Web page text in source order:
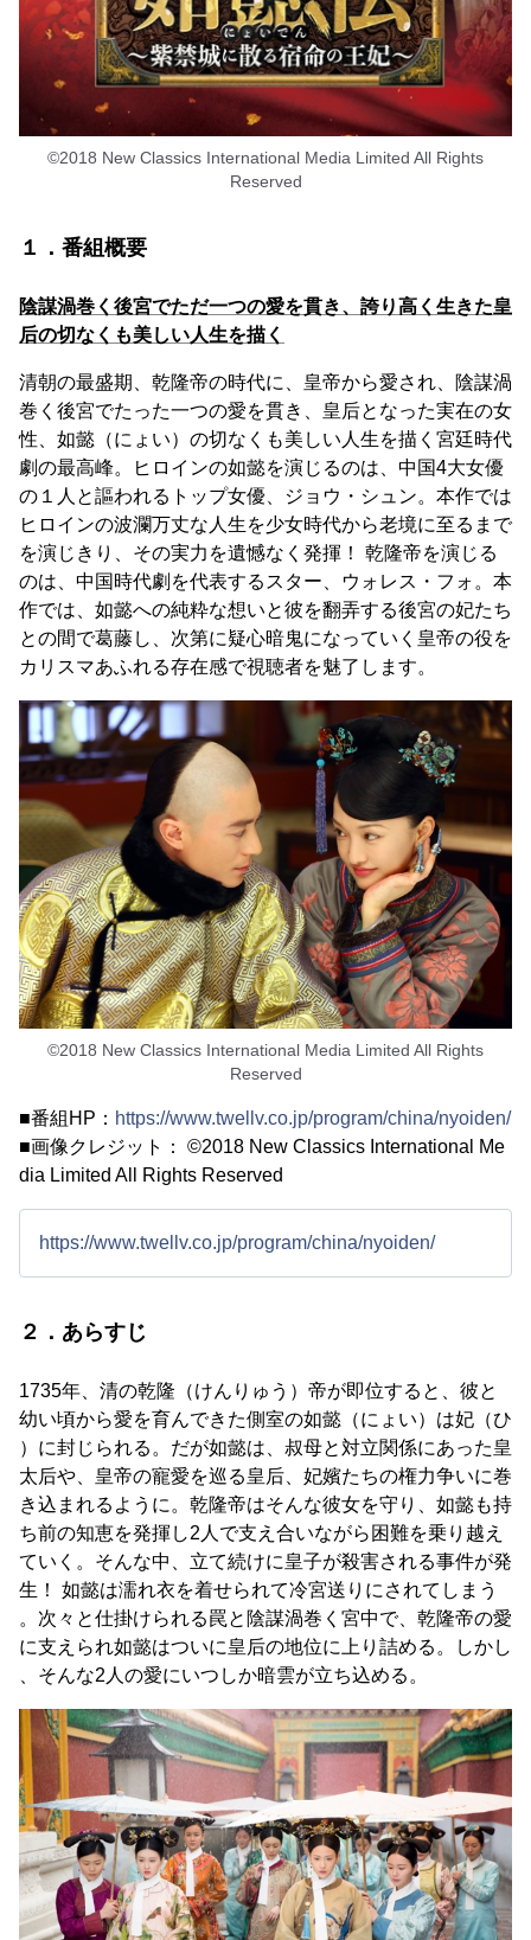
©2018 New Classics International Media Limited All Rights
Reserved
１．番組概要
陰謀渦巻く後宮でただ一つの愛を貫き、誇り高く生きた皇
后の切なくも美しい人生を描く
清朝の最盛期、乾隆帝の時代に、皇帝から愛され、陰謀渦
巻く後宮でたった一つの愛を貫き、皇后となった実在の女
性、如懿（にょい）の切なくも美しい人生を描く宮廷時代
劇の最高峰。ヒロインの如懿を演じるのは、中国4大女優
の１人と謳われるトップ女優、ジョウ・シュン。本作では
ヒロインの波瀾万丈な人生を少女時代から老境に至るまで
を演じきり、その実力を遺憾なく発揮！ 乾隆帝を演じる
のは、中国時代劇を代表するスター、ウォレス・フォ。本
作では、如懿への純粋な想いと彼を翻弄する後宮の妃たち
との間で葛藤し、次第に疑心暗鬼になっていく皇帝の役を
カリスマあふれる存在感で視聴者を魅了します。
©2018 New Classics International Media Limited All Rights
Reserved
■番組HP： https://www.twellv.co.jp/program/china/nyoiden/
■画像クレジット： ©2018 New Classics International Me
dia Limited All Rights Reserved
https://www.twellv.co.jp/program/china/nyoiden/
２．あらすじ
1735年、清の乾隆（けんりゅう）帝が即位すると、彼と
幼い頃から愛を育んできた側室の如懿（にょい）は妃（ひ
）に封じられる。だが如懿は、叔母と対立関係にあった皇
太后や、皇帝の寵愛を巡る皇后、妃嬪たちの権力争いに巻
き込まれるように。乾隆帝はそんな彼女を守り、如懿も持
ち前の知恵を発揮し2人で支え合いながら困難を乗り越え
ていく。そんな中、立て続けに皇子が殺害される事件が発
生！ 如懿は濡れ衣を着せられて冷宮送りにされてしまう
。次々と仕掛けられる罠と陰謀渦巻く宮中で、乾隆帝の愛
に支えられ如懿はついに皇后の地位に上り詰める。しかし
、そんな2人の愛にいつしか暗雲が立ち込める。